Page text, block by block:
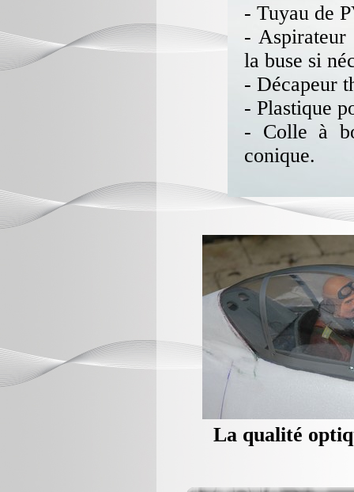
- Tuyau de
- Aspirateur
la buse si
- Décapeur
- Plastique
- Colle à
conique.
La qualité